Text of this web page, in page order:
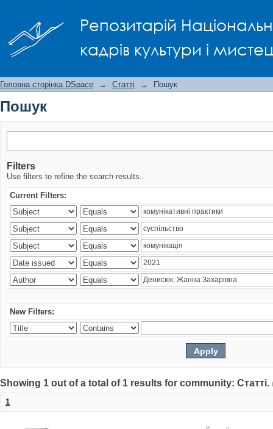
Репозитарій
кадрів культури і
Головна сторінка DSpace → Статті → Пошук
Пошук
Filters
Use filters to refine the search results.
Current Filters:
New Filters:
Showing 1 out of a total of 1 results for community: Статті.
1